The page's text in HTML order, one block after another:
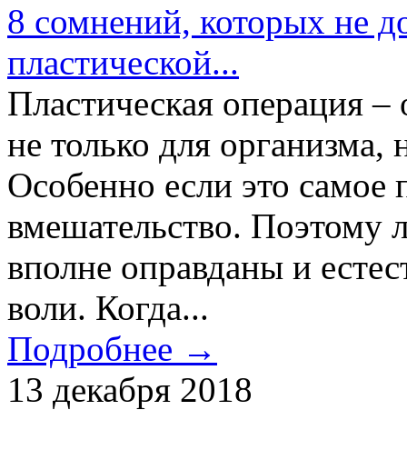
8 сомнений, которых не
пластической...
Пластическая операция
не только для организма,
Особенно если это самое
вмешательство. Поэтому
вполне оправданы и
воли. Когда...
Подробнее →
13 декабря 2018